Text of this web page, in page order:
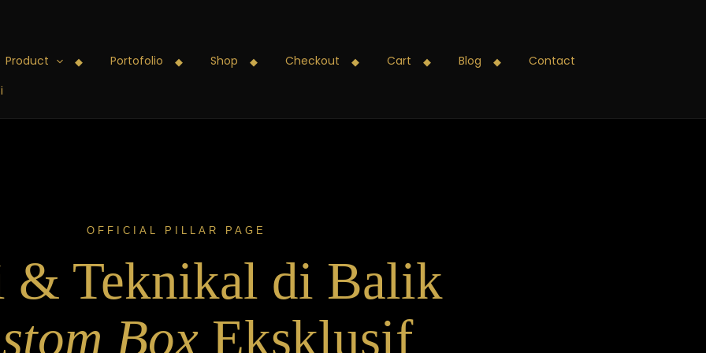
Product Portofolio Shop Checkout Cart Blog
Contact
OFFICIAL PILLAR PAGE
& Teknikal di Balik
Box Eksklusif